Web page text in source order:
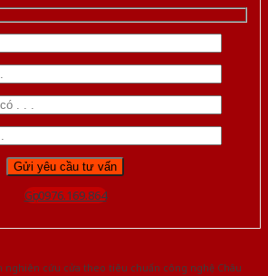
Gọi 0976.169.864
cứu cửa theo tiêu chuẩn công nghệ Châu